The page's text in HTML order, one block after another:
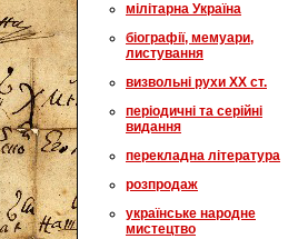
мілітарна Україна
біографії, мемуари,
листування
визвольні рухи XX ст.
періодичні та серійні
видання
перекладна література
розпродаж
українське народне
мистецтво